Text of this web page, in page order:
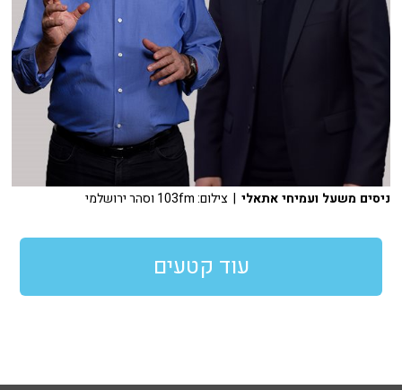
ניסים משעל ועמיחי אתאלי | צילום: 103fm וסהר ירושלמי
עוד קטעים